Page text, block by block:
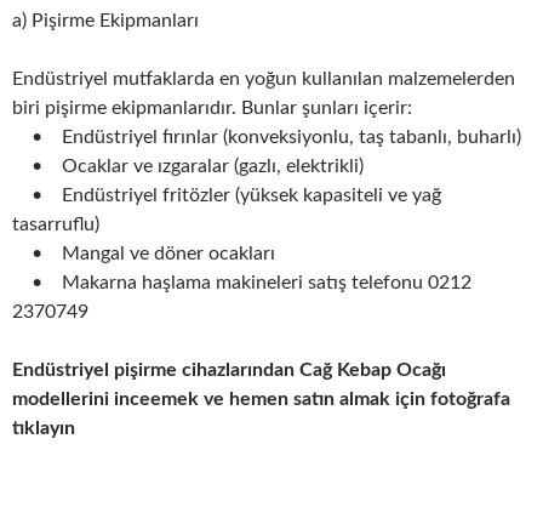
a) Pişirme Ekipmanları
Endüstriyel mutfaklarda en yoğun kullanılan malzemelerden
biri pişirme ekipmanlarıdır. Bunlar şunları içerir:
• Endüstriyel fırınlar (konveksiyonlu, taş tabanlı, buharlı)
• Ocaklar ve ızgaralar (gazlı, elektrikli)
• Endüstriyel fritözler (yüksek kapasiteli ve yağ
tasarruflu)
• Mangal ve döner ocakları
• Makarna haşlama makineleri satış telefonu 0212
2370749
Endüstriyel pişirme cihazlarından Cağ Kebap Ocağı
modellerini inceemek ve hemen satın almak için fotoğrafa
tıklayın